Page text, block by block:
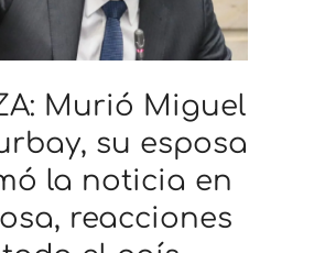
Murió Miguel
su esposa
la noticia en
reacciones